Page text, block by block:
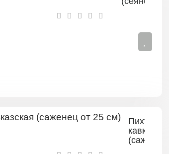
Пихта
кавказская
(саженец